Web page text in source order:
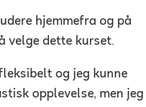
hjemmefra og på
velge dette kurset.
og jeg kunne
opplevelse, men jeg